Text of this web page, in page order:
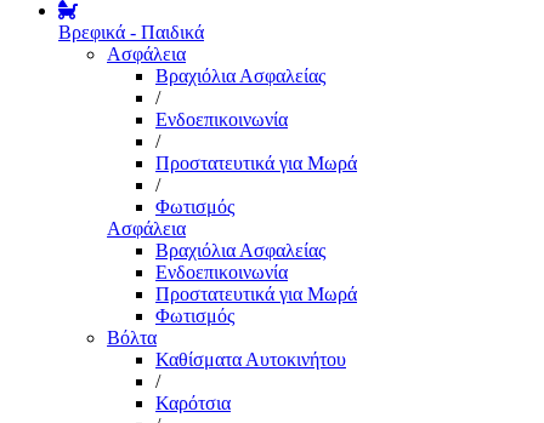
Βρεφικά - Παιδικά
Ασφάλεια
Βραχιόλια Ασφαλείας
/
Ενδοεπικοινωνία
/
Προστατευτικά για Μωρά
/
Φωτισμός
Ασφάλεια
Βραχιόλια Ασφαλείας
Ενδοεπικοινωνία
Προστατευτικά για Μωρά
Φωτισμός
Βόλτα
Καθίσματα Αυτοκινήτου
/
Καρότσια